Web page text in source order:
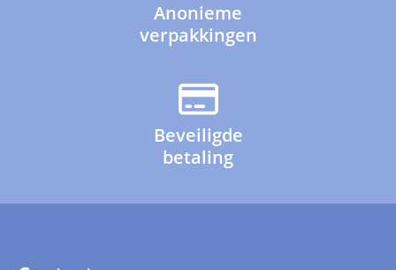
Anonieme
verpakkingen
Beveiligde
betaling